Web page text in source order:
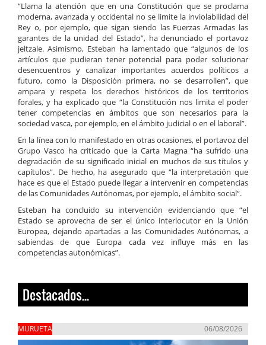
“Llama la atención que en una Constitución que se proclama
moderna, avanzada y occidental no se limite la inviolabilidad del
Rey o, por ejemplo, que sigan siendo las Fuerzas Armadas las
garantes de la unidad del Estado”, ha denunciado el portavoz
jeltzale. Asimismo, Esteban ha lamentado que “algunos de los
artículos que pudieran tener potencial para poder solucionar
desencuentros y canalizar importantes acuerdos políticos a
futuro, como la Disposición primera, no se desarrollen”, que
ampara y respeta los derechos históricos de los territorios
forales, y ha explicado que “la Constitución nos limita el poder
tener competencias en ámbitos que son necesarios para la
sociedad vasca, por ejemplo, en el ámbito judicial o en el laboral”.
En la línea con lo manifestado en otras ocasiones, el portavoz del
Grupo Vasco ha criticado que la Carta Magna “ha sufrido una
degradación de su significado inicial en muchos de sus títulos y
capítulos”. De hecho, ha asegurado que “la interpretación que
hace es que el Estado puede llegar a intervenir en competencias
de las Comunidades Autónomas, por ejemplo, el ámbito social”.
Esteban ha concluido su intervención evidenciando que “el
Estado se aprovecha de ser el único interlocutor en la Unión
Europea, dejando apartadas a las Comunidades Autónomas, a
sabiendas de que Europa cada vez influye más en las
competencias autonómicas”.
Destacados...
MURUETA 06/08/2026